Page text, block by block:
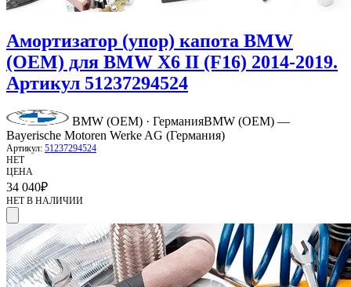
Амортизатор (упор) капота BMW
(OEM) для BMW X6 II (F16) 2014-2019.
Артикул 51237294524
BMW (OEM) · ГерманияBMW (OEM) —
Bayerische Motoren Werke AG (Германия)
Артикул: 51237294524
НЕТ
ЦЕНА
34 040₽
НЕТ В НАЛИЧИИ